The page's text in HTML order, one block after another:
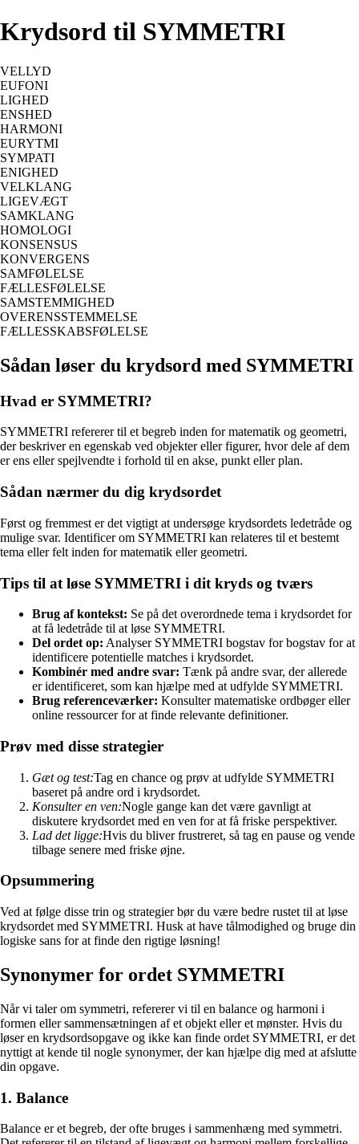
Krydsord til SYMMETRI
VELLYD
EUFONI
LIGHED
ENSHED
HARMONI
EURYTMI
SYMPATI
ENIGHED
VELKLANG
LIGEVÆGT
SAMKLANG
HOMOLOGI
KONSENSUS
KONVERGENS
SAMFØLELSE
FÆLLESFØLELSE
SAMSTEMMIGHED
OVERENSSTEMMELSE
FÆLLESSKABSFØLELSE
Sådan løser du krydsord med SYMMETRI
Hvad er SYMMETRI?
SYMMETRI refererer til et begreb inden for matematik og geometri,
der beskriver en egenskab ved objekter eller figurer, hvor dele af dem
er ens eller spejlvendte i forhold til en akse, punkt eller plan.
Sådan nærmer du dig krydsordet
Først og fremmest er det vigtigt at undersøge krydsordets ledetråde og
mulige svar. Identificer om SYMMETRI kan relateres til et bestemt
tema eller felt inden for matematik eller geometri.
Tips til at løse SYMMETRI i dit kryds og tværs
Brug af kontekst: Se på det overordnede tema i krydsordet for
at få ledetråde til at løse SYMMETRI.
Del ordet op: Analyser SYMMETRI bogstav for bogstav for at
identificere potentielle matches i krydsordet.
Kombinér med andre svar: Tænk på andre svar, der allerede
er identificeret, som kan hjælpe med at udfylde SYMMETRI.
Brug referenceværker: Konsulter matematiske ordbøger eller
online ressourcer for at finde relevante definitioner.
Prøv med disse strategier
Gæt og test:Tag en chance og prøv at udfylde SYMMETRI
baseret på andre ord i krydsordet.
Konsulter en ven:Nogle gange kan det være gavnligt at
diskutere krydsordet med en ven for at få friske perspektiver.
Lad det ligge:Hvis du bliver frustreret, så tag en pause og vende
tilbage senere med friske øjne.
Opsummering
Ved at følge disse trin og strategier bør du være bedre rustet til at løse
krydsordet med SYMMETRI. Husk at have tålmodighed og bruge din
logiske sans for at finde den rigtige løsning!
Synonymer for ordet SYMMETRI
Når vi taler om symmetri, refererer vi til en balance og harmoni i
formen eller sammensætningen af et objekt eller et mønster. Hvis du
løser en krydsordsopgave og ikke kan finde ordet SYMMETRI, er det
nyttigt at kende til nogle synonymer, der kan hjælpe dig med at afslutte
din opgave.
1. Balance
Balance er et begreb, der ofte bruges i sammenhæng med symmetri.